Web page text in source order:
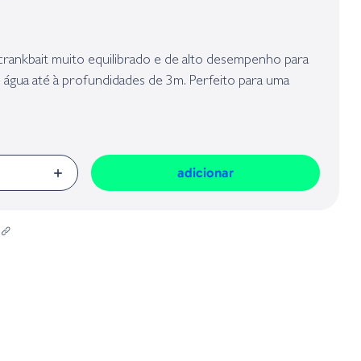
muito equilibrado e de alto desempenho para
água até à profundidades de 3m. Perfeito para uma
espécies.
adicionar